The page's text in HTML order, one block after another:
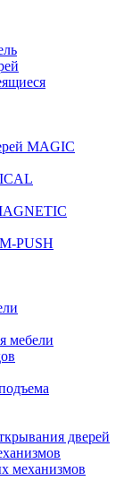
MAGIC
PUSH
мебели
дверей
механизмов